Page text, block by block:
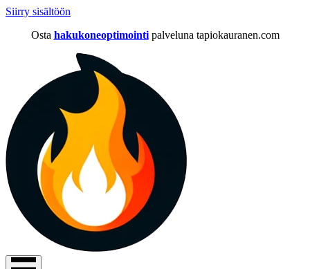
Siirry sisältöön
Osta hakukoneoptimointi palveluna tapiokauranen.com